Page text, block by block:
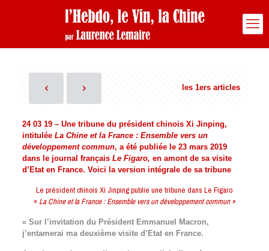
les 1ers articles
24 03 19 – Une tribune du président chinois Xi Jinping,
intitulée La Chine et la France : Ensemble vers un
développement commun, a été publiée le 23 mars 2019
dans le journal français Le Figaro, en amont de sa visite
d’Etat en France. Voici la version intégrale de sa tribune
Le président chinois Xi Jinping publie une tribune dans Le Figaro
« La Chine et la France : Ensemble vers un développement commun »
« Sur l’invitation du Président Emmanuel Macron,
j’entamerai ma deuxième visite d’Etat en France.